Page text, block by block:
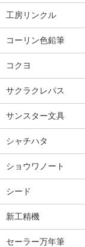
工房リンクル
コーリン色鉛筆
コクヨ
サクラクレパス
サンスター文具
シャチハタ
ショウワノート
シード
新工精機
セーラー万年筆